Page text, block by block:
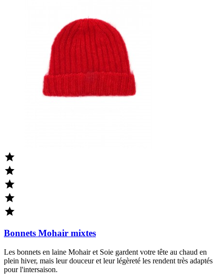





Bonnets Mohair mixtes
Les bonnets en laine Mohair et Soie gardent votre tête au chaud en
plein hiver, mais leur douceur et leur légèreté les rendent très adaptés
pour l'intersaison.